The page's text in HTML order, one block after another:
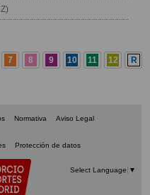
7 8 9 10 11 12 R
Normativa Aviso Legal
Protección de datos
Select Language ▼